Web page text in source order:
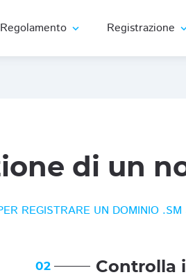
Regolamento expand_more Registrazione
di un
REGISTRARE UN DOMINIO
02
Controlla